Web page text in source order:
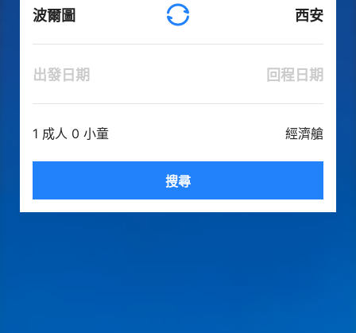
波爾圖 西安
出發日期 回程日期
1 成人 0 小童 經濟艙
搜尋